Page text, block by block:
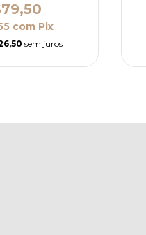
com Pix
sem juros